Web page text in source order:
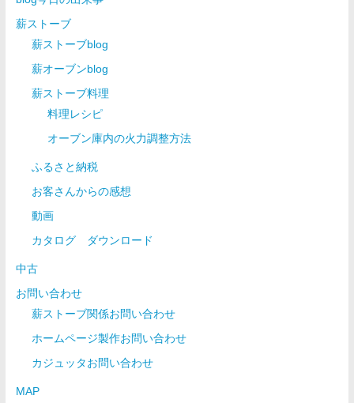
薪ストーブ
薪ストーブblog
薪オーブンblog
薪ストーブ料理
料理レシピ
オーブン庫内の火力調整方法
ふるさと納税
お客さんからの感想
動画
カタログ ダウンロード
中古
お問い合わせ
薪ストーブ関係お問い合わせ
ホームページ製作お問い合わせ
カジュッタお問い合わせ
MAP